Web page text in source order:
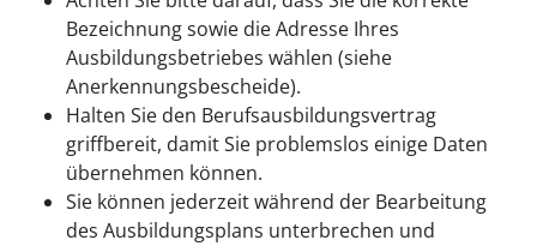
Bezeichnung sowie die Adresse Ihres
Ausbildungsbetriebes wählen (siehe
Anerkennungsbescheide).
Halten Sie den Berufsausbildungsvertrag
griffbereit, damit Sie problemslos einige Daten
übernehmen können.
Sie können jederzeit während der Bearbeitung
des Ausbildungsplans unterbrechen und